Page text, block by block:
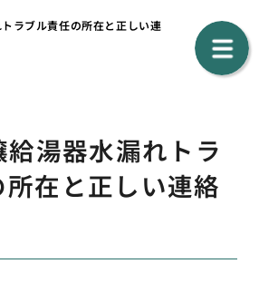
ラブル責任の所在と正しい連
湯器水漏れトラ
在と正しい連絡